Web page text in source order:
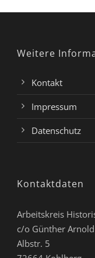
Weitere
Kontakt
Impressum
Datenschutz
Kontaktdaten
Arbeitskreis
c/o Günther Arnold
Albstr. 5